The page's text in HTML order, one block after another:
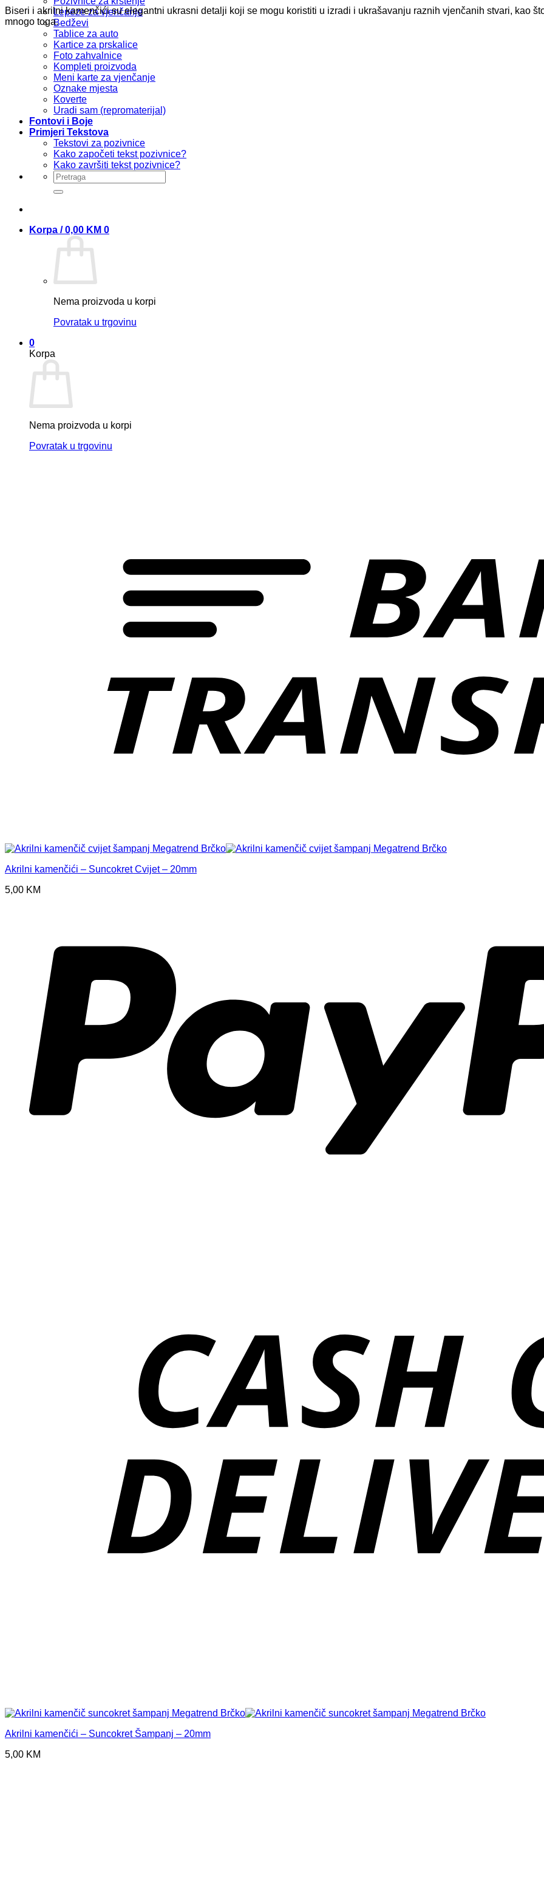
Lepeze za vjenčanje
Bedževi
Tablice za auto
Kartice za prskalice
Foto zahvalnice
Kompleti proizvoda
Meni karte za vjenčanje
Oznake mjesta
Koverte
Uradi sam (repromaterijal)
Fontovi i Boje
Primjeri Tekstova
Tekstovi za pozivnice
Kako započeti tekst pozivnice?
Kako završiti tekst pozivnice?
Pretraži:
Korpa /0,00 KM 0
Nema proizvoda u korpi
Povratak u trgovinu
0
Korpa
Nema proizvoda u korpi
Povratak u trgovinu
Biseri i akrilni kamenčići su elegantni ukrasni detalji koji se mogu koristiti u izradi i ukrašavanju raznih vjenčanih stvari, kao
mnogo toga.
Akrilni kamenčići – Suncokret Cvijet – 20mm
5,00 KM
Akrilni kamenčići – Suncokret Šampanj – 20mm
5,00 KM